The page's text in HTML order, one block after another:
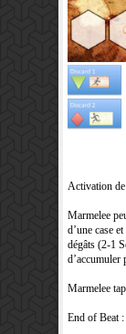
Activation
Marmelee
d’une case
dégâts (2-1
d’accumuler
Marmelee
End of Beat :